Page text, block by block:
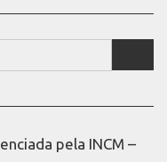
pela INCM –